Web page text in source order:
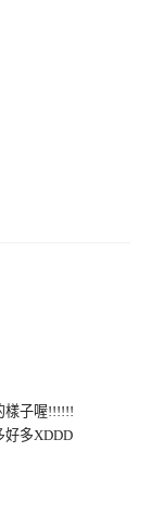
樣子喔!!!!!!
好多XDDD